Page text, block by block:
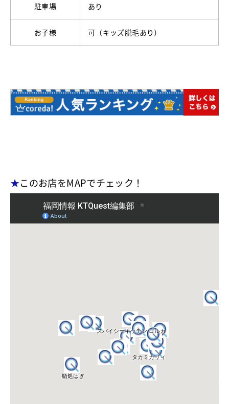
駐車場 あり
お子様 可（キッズ脱毛あり）
★このお店をMAPでチェック！